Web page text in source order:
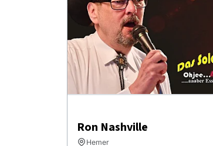
Ron Nashville
Hemer